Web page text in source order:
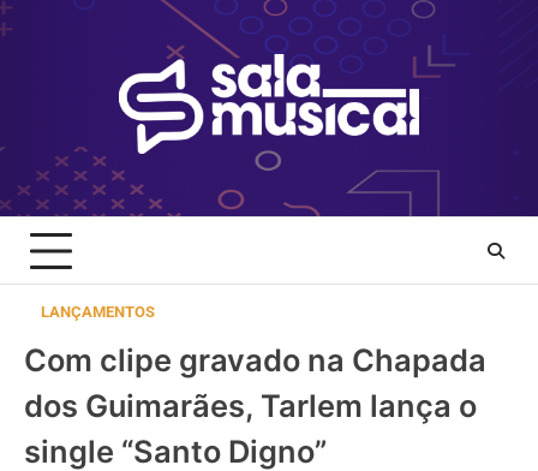
Skip
to
LANÇAMENTOS
Com clipe gravado na Chapada
dos Guimarães, Tarlem lança o
single “Santo Digno”